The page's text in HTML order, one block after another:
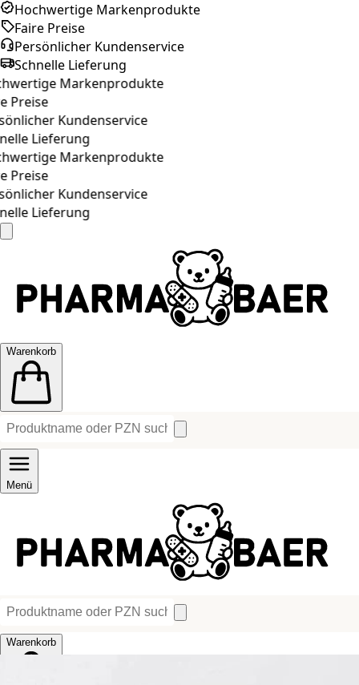
Hochwertige Markenprodukte
Faire Preise
Persönlicher Kundenservice
Schnelle Lieferung
Markenprodukte
Preise
Kundenservice
Lieferung
Markenprodukte
Preise
Kundenservice
Lieferung
Warenkorb
Menü
Warenkorb